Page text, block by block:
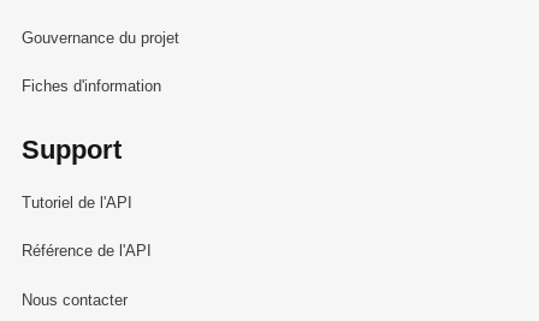
Gouvernance du projet
Fiches d'information
Support
Tutoriel de l'API
Référence de l'API
Nous contacter